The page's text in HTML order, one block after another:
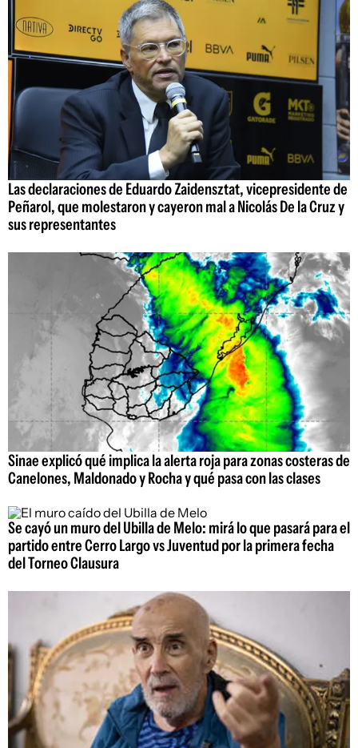
Las declaraciones de Eduardo Zaidensztat, vicepresidente de
Peñarol, que molestaron y cayeron mal a Nicolás De la Cruz y
sus representantes
Sinae explicó qué implica la alerta roja para zonas costeras de
Canelones, Maldonado y Rocha y qué pasa con las clases
Se cayó un muro del Ubilla de Melo: mirá lo que pasará para el
partido entre Cerro Largo vs Juventud por la primera fecha
del Torneo Clausura